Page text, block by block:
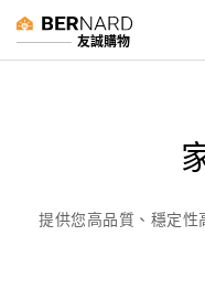
友誠購物
提供您高品質、穩定